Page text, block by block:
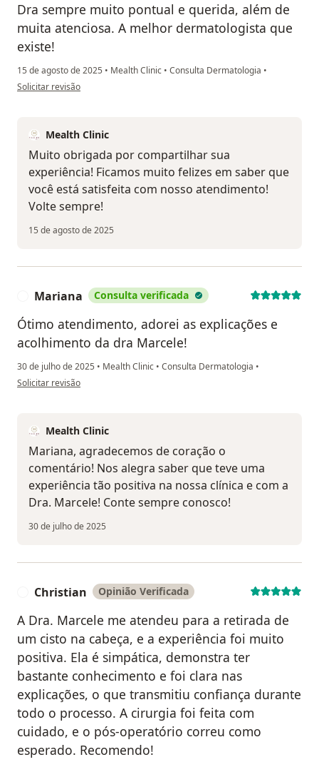
Dra sempre muito pontual e querida, além de
muita atenciosa. A melhor dermatologista que
existe!
15 de agosto de 2025 • Mealth Clinic • Consulta Dermatologia •
na opinião do utilizador Maria
Solicitar revisão
Mealth Clinic
Muito obrigada por compartilhar sua
experiência! Ficamos muito felizes em saber que
você está satisfeita com nosso atendimento!
Volte sempre!
15 de agosto de 2025
Mariana Consulta verificada
Ótimo atendimento, adorei as explicações e
acolhimento da dra Marcele!
30 de julho de 2025 • Mealth Clinic • Consulta Dermatologia •
na opinião do utilizador Mariana
Solicitar revisão
Mealth Clinic
Mariana, agradecemos de coração o
comentário! Nos alegra saber que teve uma
experiência tão positiva na nossa clínica e com a
Dra. Marcele! Conte sempre conosco!
30 de julho de 2025
Christian Opinião Verificada
A Dra. Marcele me atendeu para a retirada de
um cisto na cabeça, e a experiência foi muito
positiva. Ela é simpática, demonstra ter
bastante conhecimento e foi clara nas
explicações, o que transmitiu confiança durante
todo o processo. A cirurgia foi feita com
cuidado, e o pós-operatório correu como
esperado. Recomendo!